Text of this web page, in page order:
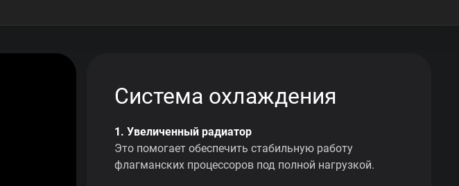
Система охлаждения
1. Увеличенный радиатор
Это помогает обеспечить стабильную работу
флагманских процессоров под полной нагрузкой.